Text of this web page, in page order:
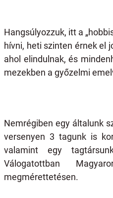
Hangsúlyozzuk, itt a
hívni, heti szinten érnek el
ahol elindulnak, és
mezekben a győzelmi
Nemrégiben egy általunk
versenyen 3 tagunk is
valamint egy
Válogatottban
megmérettetésen.